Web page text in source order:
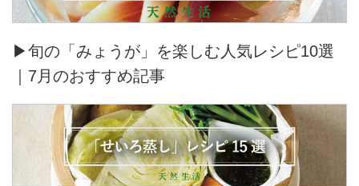
▶旬の「みょうが」を楽しむ人気レシピ10選
｜7月のおすすめ記事